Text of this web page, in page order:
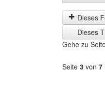
der
letzten
Zeit
anzeigen
by
Dieses
Dieses
Gehe zu
Seite 3 von 7